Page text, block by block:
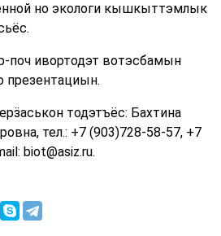
но экологи кышкыттэмлык
поч ивортодэт вотэсбамын
презентациын.
тодэтъёс: Бахтина
тел.: +7 (903)728-58-57, +7
biot@asiz.ru.